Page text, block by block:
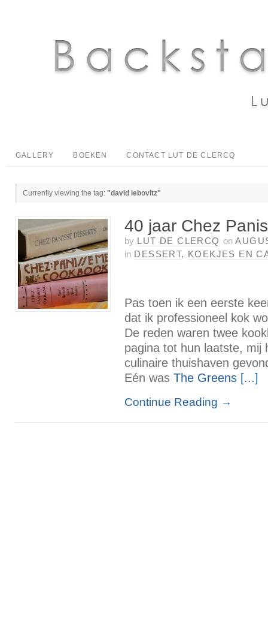
GALLERY BOEKEN CONTACT LUT DE CLERCQ
Currently viewing the tag: "david lebovitz"
40 jaar Chez
by LUT DE CLERCQ on
in DESSERT, KOEKJES EN
Pas toen ik een eerste
dat ik professioneel kok
De reden waren twee
pagina tot hun laatste, mij
culinaire thuishaven
Eén was The Greens [...]
Continue Reading →